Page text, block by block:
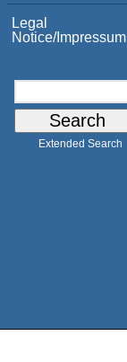
Legal
Notice/Impressum
Extended Search